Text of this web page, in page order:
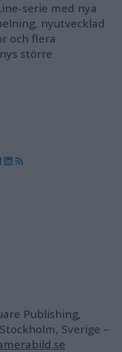
serie med nya
nyutvecklad
och flera
större
Publishing,
Sverige –